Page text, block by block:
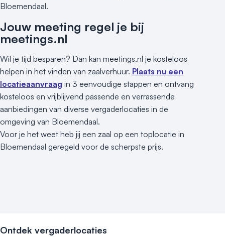
Bloemendaal.
Jouw meeting regel je bij
meetings.nl
Wil je tijd besparen? Dan kan meetings.nl je kosteloos
helpen in het vinden van zaalverhuur. Plaats nu een
locatieaanvraag in 3 eenvoudige stappen en ontvang
kosteloos en vrijblijvend passende en verrassende
aanbiedingen van diverse vergaderlocaties in de
omgeving van Bloemendaal.
Voor je het weet heb jij een zaal op een toplocatie in
Bloemendaal geregeld voor de scherpste prijs.
Ontdek vergaderlocaties